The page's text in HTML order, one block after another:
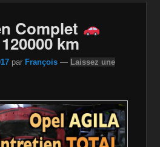
Complet
km
par François — Laissez une